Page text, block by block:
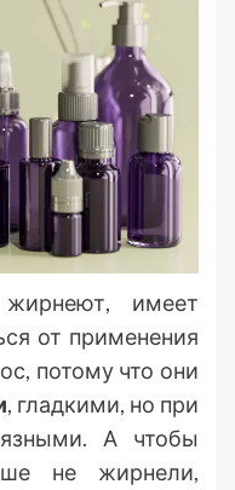
имеет
от применения
потому что они
, гладкими, но при
А чтобы
не жирнели,